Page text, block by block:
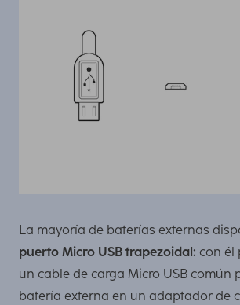
La mayoría de baterías externas
puerto Micro USB trapezoidal: con él
un cable de carga Micro USB común
batería externa en un adaptador de